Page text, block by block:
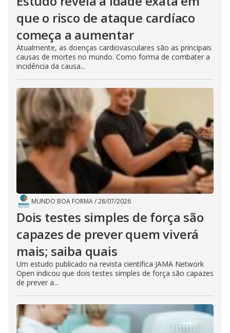
que o risco de ataque cardíaco
começa a aumentar
Atualmente, as doenças cardiovasculares são as principais
causas de mortes no mundo. Como forma de combater a
incidência da causa...
MUNDO BOA FORMA/28/07/2026
Dois testes simples de força são
capazes de prever quem viverá
mais; saiba quais
Um estudo publicado na revista científica JAMA Network
Open indicou que dois testes simples de força são capazes
de prever a...